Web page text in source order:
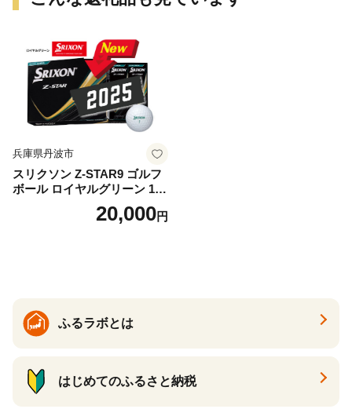
兵庫県丹波市
スリクソン Z-STAR9 ゴルフ
ボール ロイヤルグリーン 1ダ
ース 12球 兵庫県丹波市 ふる
20,000円
ふるラボとは
はじめてのふるさと納税